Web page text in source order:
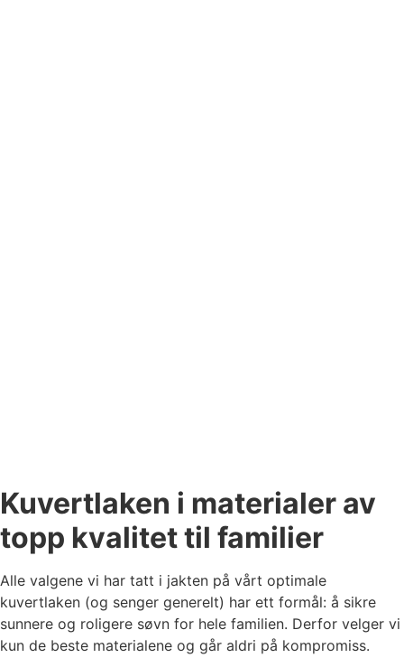
Kuvertlaken i materialer av
topp kvalitet til familier
Alle valgene vi har tatt i jakten på vårt optimale
kuvertlaken (og senger generelt) har ett formål: å sikre
sunnere og roligere søvn for hele familien. Derfor velger vi
kun de beste materialene og går aldri på kompromiss.